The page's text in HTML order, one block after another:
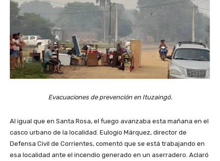
Evacuaciones de prevención en Ituzaingó.
Al igual que en Santa Rosa, el fuego avanzaba esta mañana en el
casco urbano de la localidad. Eulogio Márquez, director de
Defensa Civil de Corrientes, comentó que se está trabajando en
esa localidad ante el incendio generado en un aserradero. Aclaró